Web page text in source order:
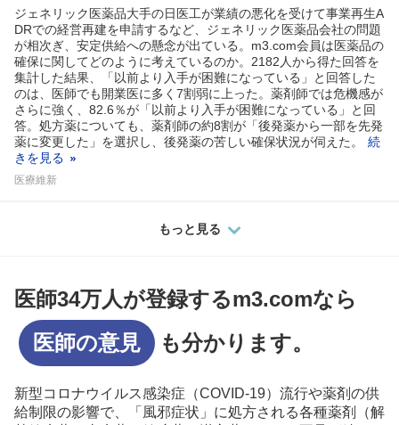
ジェネリック医薬品大手の日医工が業績の悪化を受けて事業再生A
DRでの経営再建を申請するなど、ジェネリック医薬品会社の問題
が相次ぎ、安定供給への懸念が出ている。m3.com会員は医薬品の
確保に関してどのように考えているのか。2182人から得た回答を
集計した結果、「以前より入手が困難になっている」と回答した
のは、医師でも開業医に多く7割弱に上った。薬剤師では危機感が
さらに強く、82.6％が「以前より入手が困難になっている」と回
答。処方薬についても、薬剤師の約8割が「後発薬から一部を先発
薬に変更した」を選択し、後発薬の苦しい確保状況が伺えた。
続
きを見る
医療維新
もっと見る
医師34万人が登録するm3.comなら
医師の意見
も分かります。
新型コロナウイルス感染症（COVID-19）流行や薬剤の供
給制限の影響で、「風邪症状」に処方される各種薬剤（解